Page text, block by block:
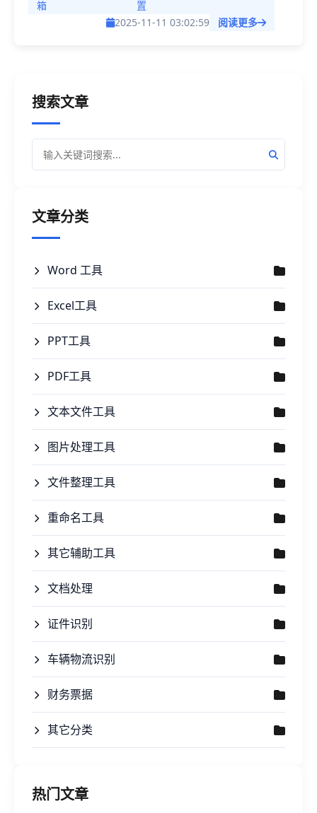
位置，这种需求非常常见。如果人工的手动复制，
会浪费大量时间，效率太低。为了提高工作效率，
制到多个文件夹中，从而节省时间并确保数据的准
确性。
箱
置
2025-11-11 03:02:59
阅读更多
搜索文章
文章分类
Word 工具
Excel工具
PPT工具
PDF工具
文本文件工具
图片处理工具
文件整理工具
重命名工具
其它辅助工具
文档处理
证件识别
车辆物流识别
财务票据
其它分类
热门文章